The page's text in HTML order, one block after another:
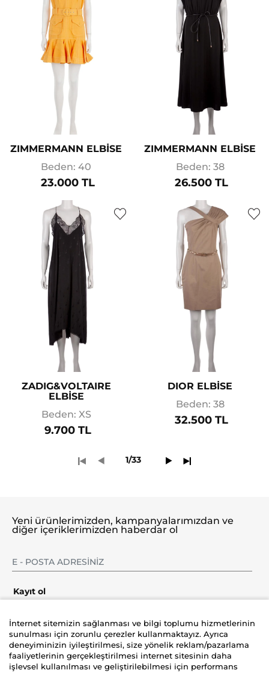
ZIMMERMANN ELBİSE
Beden: 40
23.000 TL
ZIMMERMANN ELBİSE
Beden: 38
26.500 TL
ZADIG&VOLTAIRE
ELBİSE
Beden: XS
9.700 TL
DIOR ELBİSE
Beden: 38
32.500 TL
1/33
Şirket
Yeni ürünlerimizden, kampanyalarımızdan ve
diğer içeriklerimizden haberdar ol
Kayıt ol
İnternet sitemizin sağlanması ve bilgi toplumu hizmetlerinin
sunulması için zorunlu çerezler kullanmaktayız. Ayrıca
deneyiminizin iyileştirilmesi, size yönelik reklam/pazarlama
faaliyetlerinin gerçekleştirilmesi internet sitesinin daha
işlevsel kullanılması ve geliştirilebilmesi için performans